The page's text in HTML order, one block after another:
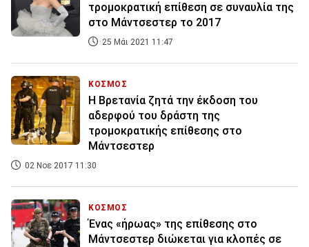
τρομοκρατική επίθεση σε συναυλία της
στο Μάντσεστερ το 2017
25 Μάι 2021 11:47
ΚΟΣΜΟΣ
Η Βρετανία ζητά την έκδοση του
αδερφού του δράστη της
τρομοκρατικής επίθεσης στο
Μάντσεστερ
02 Νοε 2017 11:30
ΚΟΣΜΟΣ
Ένας «ήρωας» της επίθεσης στο
Μάντσεστερ διώκεται για κλοπές σε